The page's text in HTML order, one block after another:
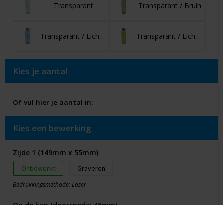
Transparant Transparant / Bruin
Transparant / Lichtblauw Transparant / Lichtgroen
Kies je aantal
Of vul hier je aantal in:
Kies een bewerking
Zijde 1 (149mm x 55mm)
Onbewerkt Graveren
Bedrukkingsmethode: Laser